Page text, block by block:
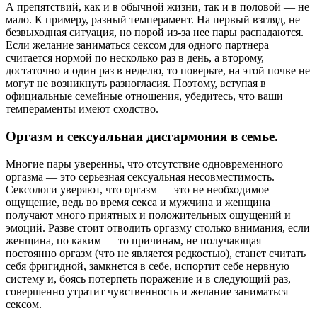
А препятствий, как и в обычной жизни, так и в половой — не
мало. К примеру, разный темперамент. На первый взгляд, не
безвыходная ситуация, но порой из-за нее пары распадаются.
Если желание заниматься сексом для одного партнера
считается нормой по несколько раз в день, а второму,
достаточно и один раз в неделю, то поверьте, на этой почве не
могут не возникнуть разногласия. Поэтому, вступая в
официальные семейные отношения, убедитесь, что ваши
темпераменты имеют сходство.
Оргазм и сексуальная дисгармония в семье.
Многие пары уверенны, что отсутствие одновременного
оргазма — это серьезная сексуальная несовместимость.
Сексологи уверяют, что оргазм — это не необходимое
ощущение, ведь во время секса и мужчина и женщина
получают много приятных и положительных ощущений и
эмоций. Разве стоит отводить оргазму столько внимания, если
женщина, по каким — то причинам, не получающая
постоянно оргазм (что не является редкостью), станет считать
себя фригидной, замкнется в себе, испортит себе нервную
систему и, боясь потерпеть поражение и в следующий раз,
совершенно утратит чувственность и желание заниматься
сексом.